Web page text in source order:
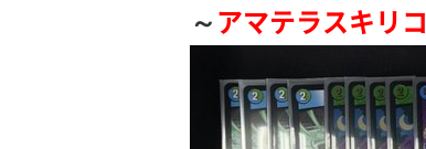
～アマテラスキリコ